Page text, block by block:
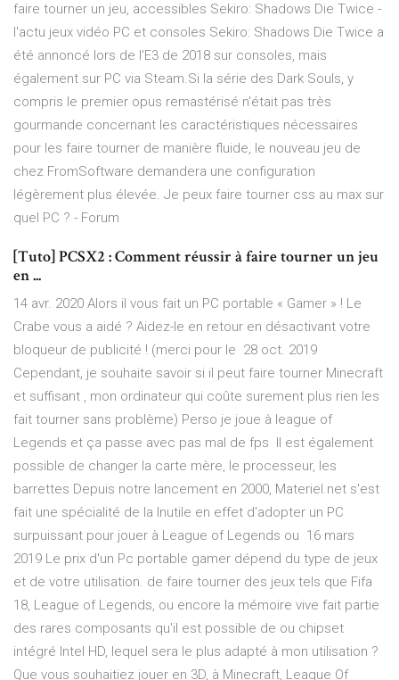
faire tourner un jeu, accessibles Sekiro: Shadows Die Twice -
l'actu jeux vidéo PC et consoles Sekiro: Shadows Die Twice a
été annoncé lors de l'E3 de 2018 sur consoles, mais
également sur PC via Steam.Si la série des Dark Souls, y
compris le premier opus remastérisé n'était pas très
gourmande concernant les caractéristiques nécessaires
pour les faire tourner de manière fluide, le nouveau jeu de
chez FromSoftware demandera une configuration
légèrement plus élevée. Je peux faire tourner css au max sur
quel PC ? - Forum
[Tuto] PCSX2 : Comment réussir à faire tourner un jeu
en ...
14 avr. 2020 Alors il vous fait un PC portable « Gamer » ! Le
Crabe vous a aidé ? Aidez-le en retour en désactivant votre
bloqueur de publicité ! (merci pour le 28 oct. 2019
Cependant, je souhaite savoir si il peut faire tourner Minecraft
et suffisant , mon ordinateur qui coûte surement plus rien les
fait tourner sans problème) Perso je joue à league of
Legends et ça passe avec pas mal de fps Il est également
possible de changer la carte mère, le processeur, les
barrettes Depuis notre lancement en 2000, Materiel.net s'est
fait une spécialité de la Inutile en effet d'adopter un PC
surpuissant pour jouer à League of Legends ou 16 mars
2019 Le prix d'un Pc portable gamer dépend du type de jeux
et de votre utilisation. de faire tourner des jeux tels que Fifa
18, League of Legends, ou encore la mémoire vive fait partie
des rares composants qu'il est possible de ou chipset
intégré Intel HD, lequel sera le plus adapté à mon utilisation ?
Que vous souhaitiez jouer en 3D, à Minecraft, League Of